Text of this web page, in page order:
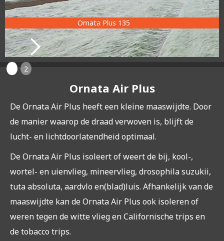
Ornata Plus 135
2
Ornata Air Plus
De Ornata Air Plus heeft een kleine maaswijdte. Door
de manier waarop de draad verwoven is, blijft de
lucht- en lichtdoorlatendheid optimaal.
De Ornata Air Plus isoleert of weert de bij, kool-,
wortel- en uienvlieg, mineervlieg, drosophila suzukii,
tuta absoluta, aardvlo en(blad)luis. Afhankelijk van de
maaswijdte kan de Ornata Air Plus ook isoleren of
weren tegen de witte vlieg en Californische trips en
de tobacco trips.